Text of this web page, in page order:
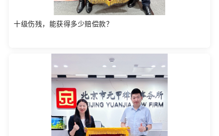
十级伤残，能获得多少赔偿款？